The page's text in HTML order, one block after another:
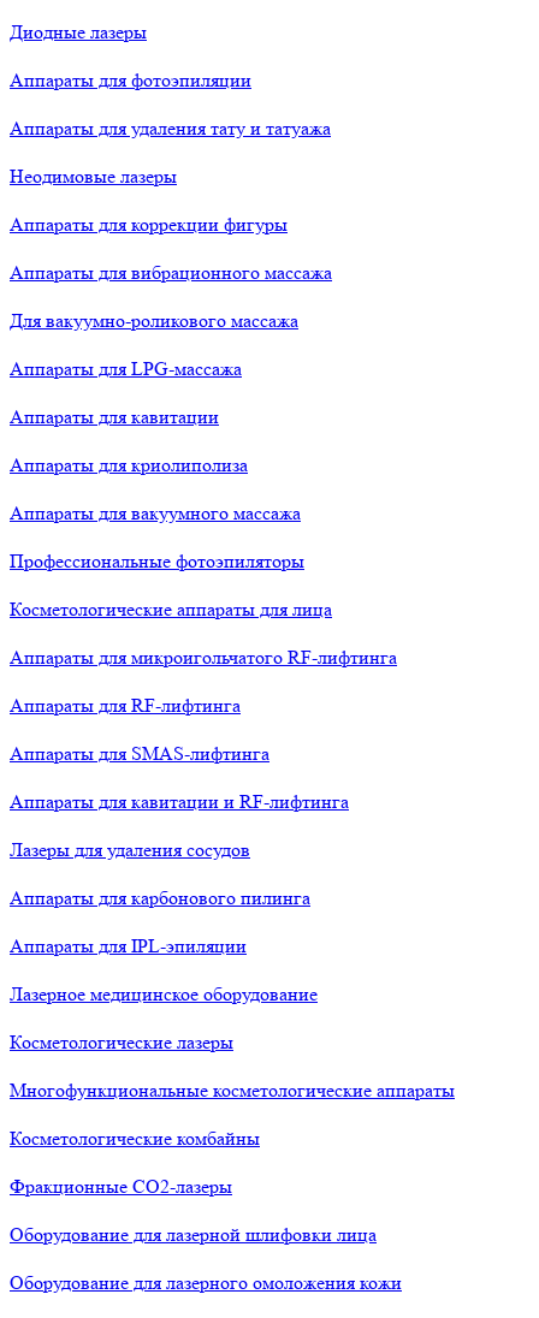
Диодные лазеры
Аппараты для фотоэпиляции
Аппараты для удаления тату и татуажа
Неодимовые лазеры
Аппараты для коррекции фигуры
Аппараты для вибрационного массажа
Для вакуумно-роликового массажа
Аппараты для LPG-массажа
Аппараты для кавитации
Аппараты для криолиполиза
Аппараты для вакуумного массажа
Профессиональные фотоэпиляторы
Косметологические аппараты для лица
Аппараты для микроигольчатого RF-лифтинга
Аппараты для RF-лифтинга
Аппараты для SMAS-лифтинга
Аппараты для кавитации и RF-лифтинга
Лазеры для удаления сосудов
Аппараты для карбонового пилинга
Аппараты для IPL-эпиляции
Лазерное медицинское оборудование
Косметологические лазеры
Многофункциональные косметологические аппараты
Косметологические комбайны
Фракционные СО2-лазеры
Оборудование для лазерной шлифовки лица
Оборудование для лазерного омоложения кожи